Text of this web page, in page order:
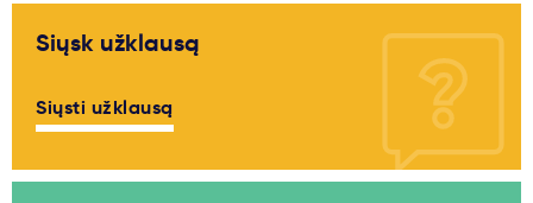
Siųsk užklausą
Siųsti užklausą